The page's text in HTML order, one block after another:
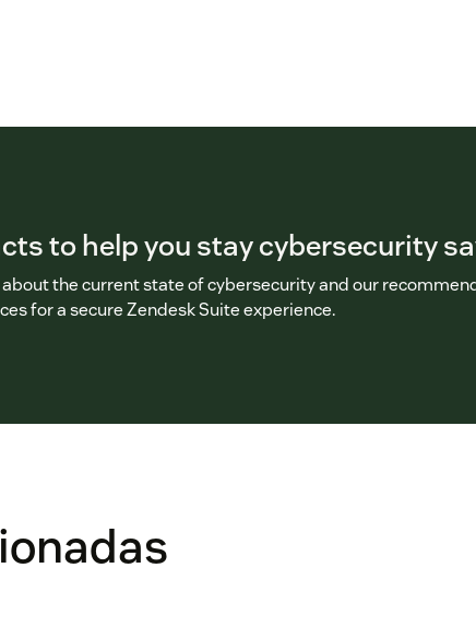
to help you stay cybersecurity
about the current state of cybersecurity and our
for a secure Zendesk Suite experience.